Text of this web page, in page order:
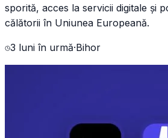
sporită, acces la servicii digitale și
călătorii în Uniunea Europeană.
3 luni în urmă·Bihor